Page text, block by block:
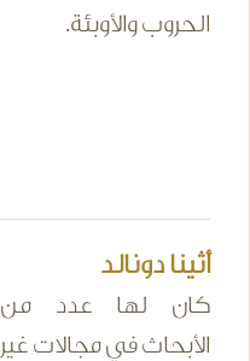
الحروب والأوبئة.
أثينا دونالد
كان لها عدد من
الأبحاث في مجالات غير